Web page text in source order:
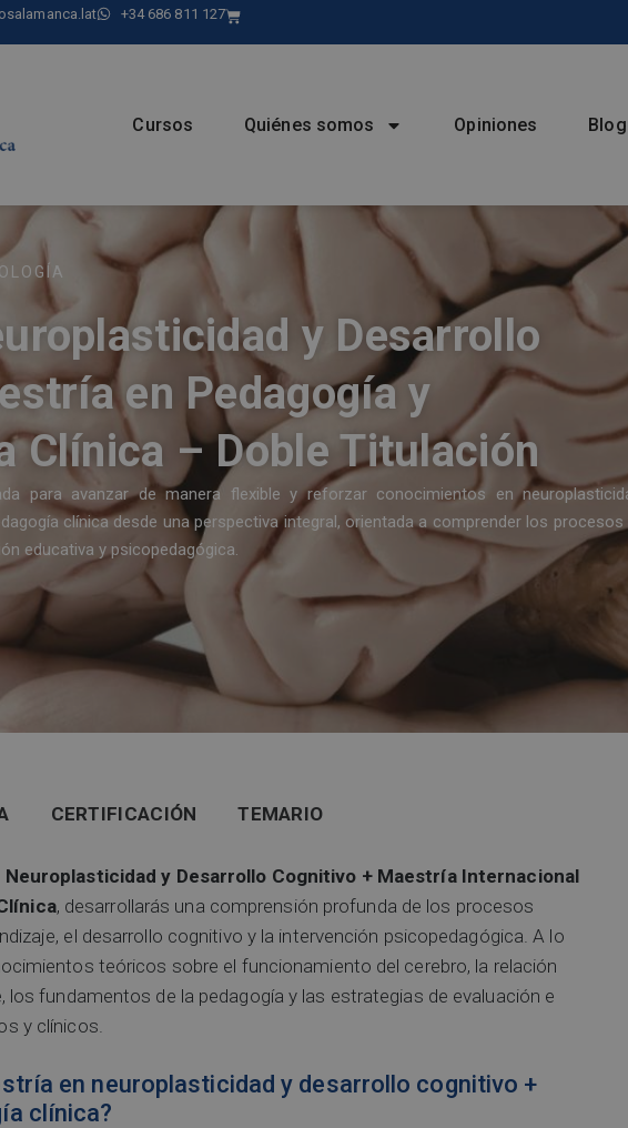
+34 686 811 127
Cursos Quiénes somos Opiniones Blog
y Desarrollo
en Pedagogía y
Clínica – Doble Titulación
para avanzar de manera flexible y reforzar conocimientos en
clínica desde una perspectiva integral, orientada a comprender los procesos
educativa y psicopedagógica.
CERTIFICACIÓN TEMARIO
y Desarrollo Cognitivo + Maestría Internacional
, desarrollarás una comprensión profunda de los procesos
el desarrollo cognitivo y la intervención psicopedagógica. A lo
teóricos sobre el funcionamiento del cerebro, la relación
los fundamentos de la pedagogía y las estrategias de evaluación e
y clínicos.
en neuroplasticidad y desarrollo cognitivo +
clínica?